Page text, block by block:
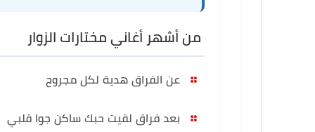
من أشهر أغاني مختارات الزوار
عن الفراق هدية لكل مجروح
بعد فراق لقيت حبك ساكن جوا قلبي